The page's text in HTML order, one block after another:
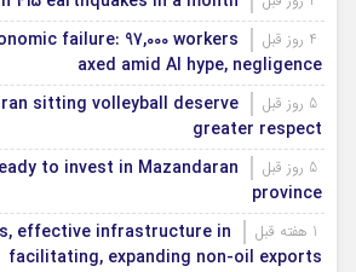
failure: 97,000 workers
axed amid AI hype, negligence
sitting volleyball deserve
greater respect
to invest in Mazandaran
province
effective infrastructure in
facilitating, expanding non-oil exports